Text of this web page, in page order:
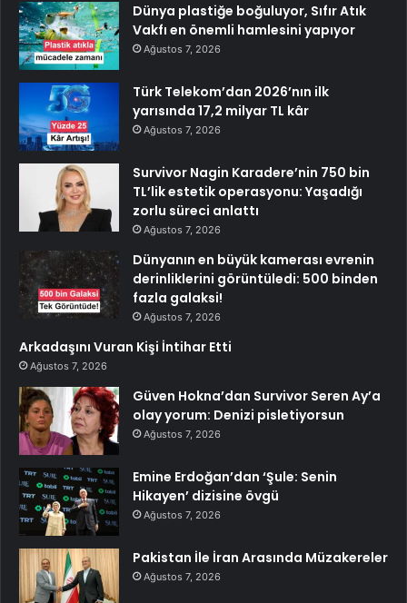
Dünya plastiğe boğuluyor, Sıfır Atık
Vakfı en önemli hamlesini yapıyor
Ağustos 7, 2026
Türk Telekom’dan 2026’nın ilk
yarısında 17,2 milyar TL kâr
Ağustos 7, 2026
Survivor Nagin Karadere’nin 750 bin
TL’lik estetik operasyonu: Yaşadığı
zorlu süreci anlattı
Ağustos 7, 2026
Dünyanın en büyük kamerası evrenin
derinliklerini görüntüledi: 500 binden
fazla galaksi!
Ağustos 7, 2026
Arkadaşını Vuran Kişi İntihar Etti
Ağustos 7, 2026
Güven Hokna’dan Survivor Seren Ay’a
olay yorum: Denizi pisletiyorsun
Ağustos 7, 2026
Emine Erdoğan’dan ‘Şule: Senin
Hikayen’ dizisine övgü
Ağustos 7, 2026
Pakistan İle İran Arasında Müzakereler
Ağustos 7, 2026